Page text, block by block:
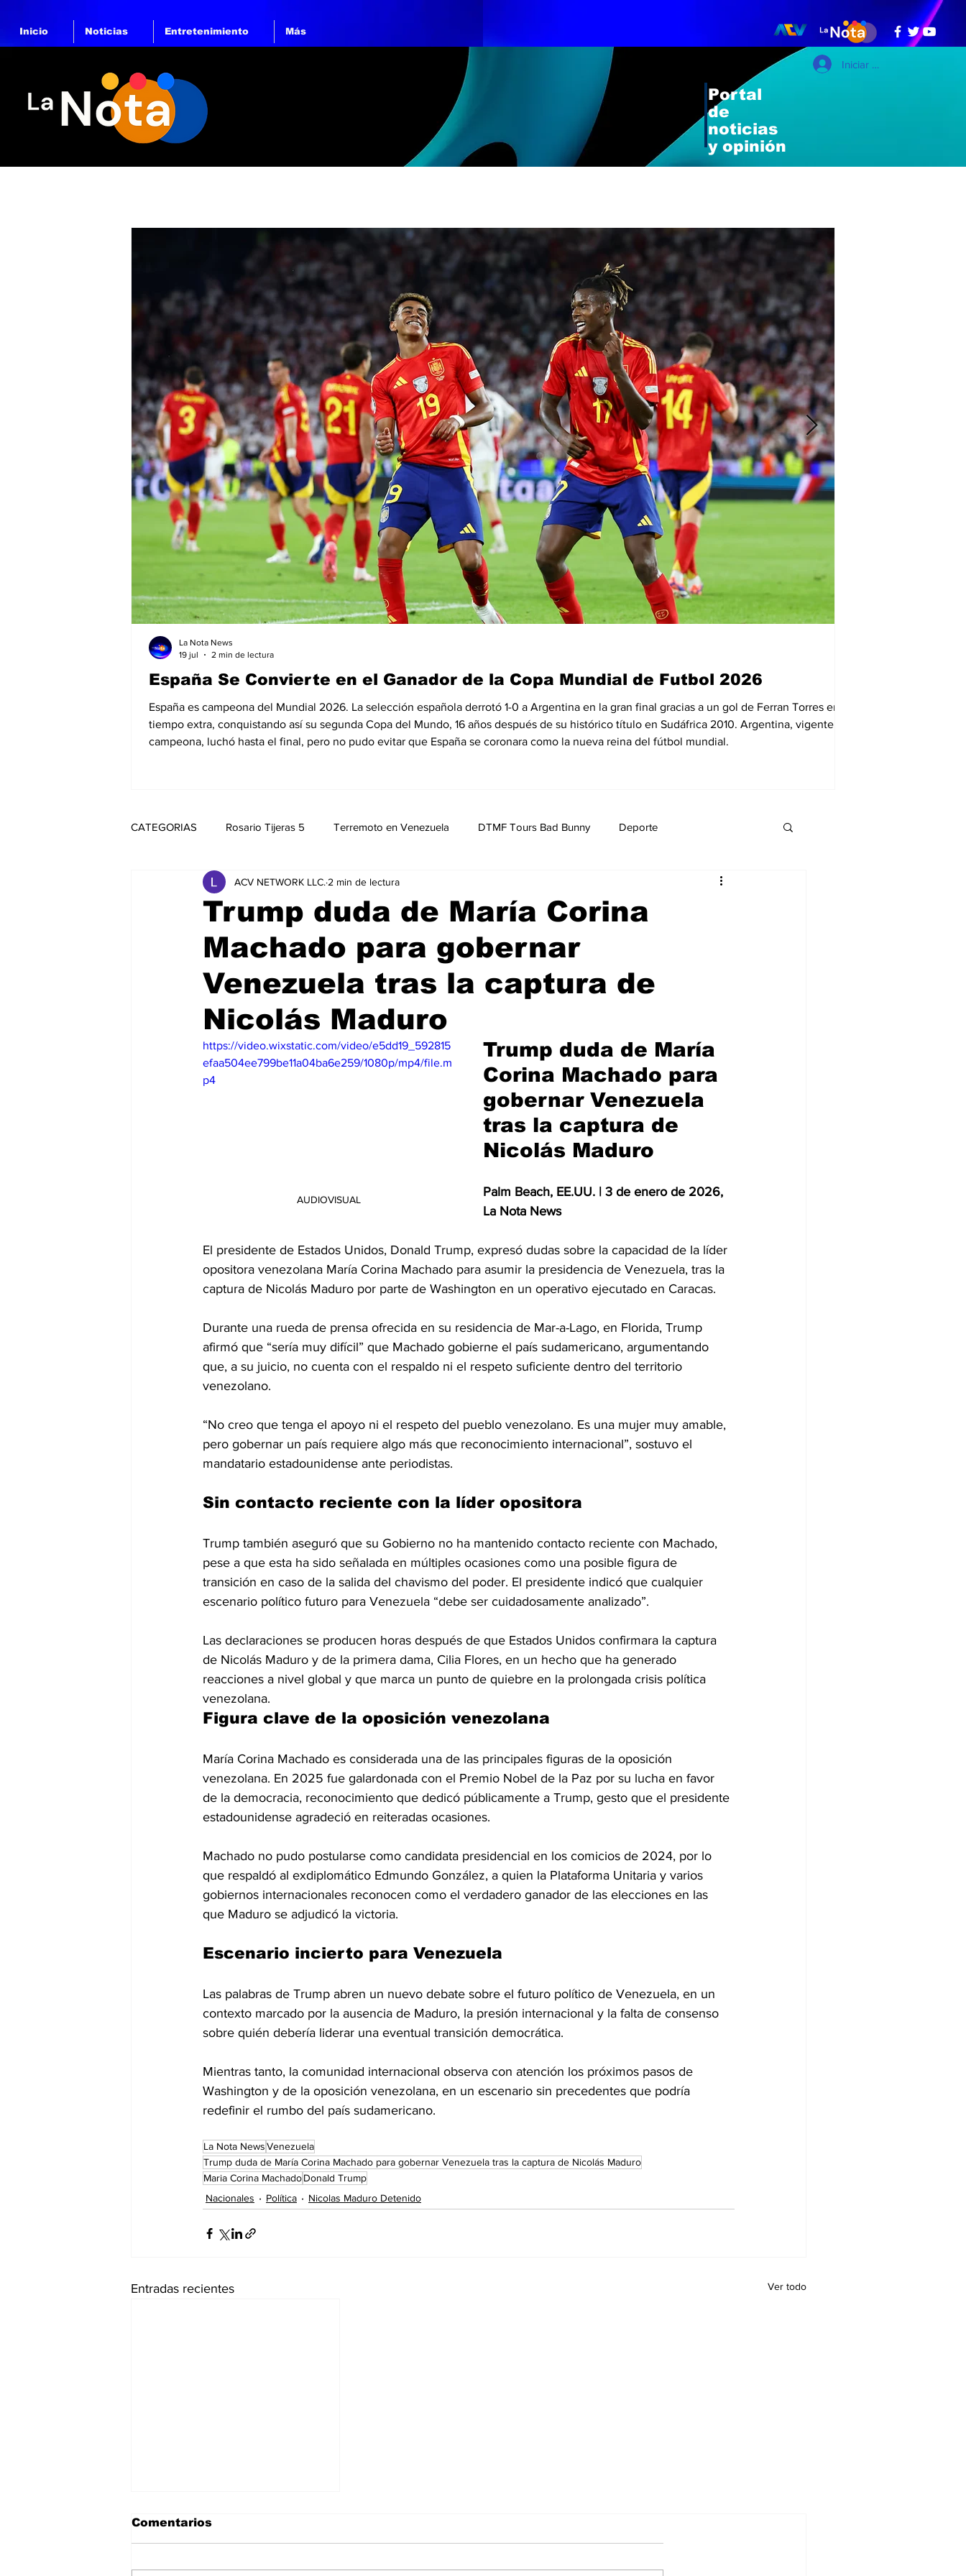
Inicio Noticias Entretenimiento Más
Iniciar sesión
Portal
de
noticias
y opinión
España Se Convierte en el Ganador de la Copa Mundial de Futbol 2026
España es campeona del Mundial 2026. La selección española derrotó 1-0 a Argentina en la gran final gracias a un gol de Ferran Torres en el
tiempo extra, conquistando así su segunda Copa del Mundo, 16 años después de su histórico título en Sudáfrica 2010. Argentina, vigente
campeona, luchó hasta el final, pero no pudo evitar que España se coronara como la nueva reina del fútbol mundial.
La Nota News
19 jul
2 min de lectura
CATEGORIAS Rosario Tijeras 5 Terremoto en Venezuela DTMF Tours Bad Bunny Deporte
Trump Regresa a La Casa Blanca Opinión
Entretenimiento MedioAmbiente Nicolas Maduro Detenido Historia
Copa Mundial de Fútbol de 2026
Trump duda de María Corina
Machado para gobernar
Venezuela tras la captura de
Nicolás Maduro
ACV NETWORK LLC. 2 min de lectura
https://video.wixstatic.com/video/e5dd19_592815
efaa504ee799be11a04ba6e259/1080p/mp4/file.m
p4
AUDIOVISUAL
Trump duda de María
Corina Machado para
gobernar Venezuela
tras la captura de
Nicolás Maduro
Palm Beach, EE.UU. | 3 de enero de 2026,
La Nota News
El presidente de Estados Unidos, Donald Trump, expresó dudas sobre la capacidad de la líder
opositora venezolana María Corina Machado para asumir la presidencia de Venezuela, tras la
captura de Nicolás Maduro por parte de Washington en un operativo ejecutado en Caracas.
Durante una rueda de prensa ofrecida en su residencia de Mar-a-Lago, en Florida, Trump
afirmó que “sería muy difícil” que Machado gobierne el país sudamericano, argumentando
que, a su juicio, no cuenta con el respaldo ni el respeto suficiente dentro del territorio
venezolano.
“No creo que tenga el apoyo ni el respeto del pueblo venezolano. Es una mujer muy amable,
pero gobernar un país requiere algo más que reconocimiento internacional”, sostuvo el
mandatario estadounidense ante periodistas.
Sin contacto reciente con la líder opositora
Trump también aseguró que su Gobierno no ha mantenido contacto reciente con Machado,
pese a que esta ha sido señalada en múltiples ocasiones como una posible figura de
transición en caso de la salida del chavismo del poder. El presidente indicó que cualquier
escenario político futuro para Venezuela “debe ser cuidadosamente analizado”.
Las declaraciones se producen horas después de que Estados Unidos confirmara la captura
de Nicolás Maduro y de la primera dama, Cilia Flores, en un hecho que ha generado
reacciones a nivel global y que marca un punto de quiebre en la prolongada crisis política
venezolana.
Figura clave de la oposición venezolana
María Corina Machado es considerada una de las principales figuras de la oposición
venezolana. En 2025 fue galardonada con el Premio Nobel de la Paz por su lucha en favor
de la democracia, reconocimiento que dedicó públicamente a Trump, gesto que el presidente
estadounidense agradeció en reiteradas ocasiones.
Machado no pudo postularse como candidata presidencial en los comicios de 2024, por lo
que respaldó al exdiplomático Edmundo González, a quien la Plataforma Unitaria y varios
gobiernos internacionales reconocen como el verdadero ganador de las elecciones en las
que Maduro se adjudicó la victoria.
Escenario incierto para Venezuela
Las palabras de Trump abren un nuevo debate sobre el futuro político de Venezuela, en un
contexto marcado por la ausencia de Maduro, la presión internacional y la falta de consenso
sobre quién debería liderar una eventual transición democrática.
Mientras tanto, la comunidad internacional observa con atención los próximos pasos de
Washington y de la oposición venezolana, en un escenario sin precedentes que podría
redefinir el rumbo del país sudamericano.
La Nota NewsVenezuela
Trump duda de María Corina Machado para gobernar Venezuela tras la captura de Nicolás Maduro
Maria Corina MachadoDonald Trump
Nacionales
Política Nicolas Maduro Detenido
Entradas recientes Ver todo
Comentarios